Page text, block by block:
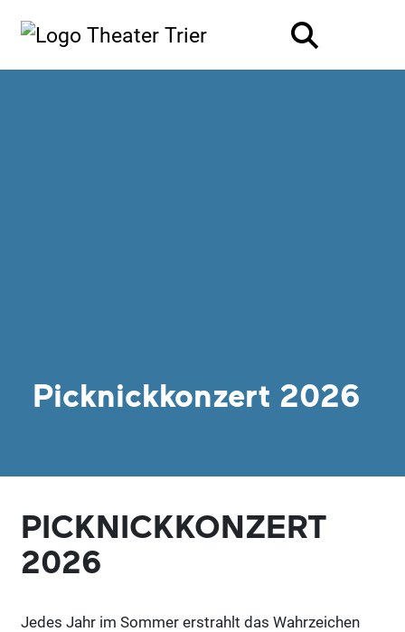
Picknickkonzert 2026
PICKNICKKONZERT
2026
Jedes Jahr im Sommer erstrahlt das Wahrzeichen